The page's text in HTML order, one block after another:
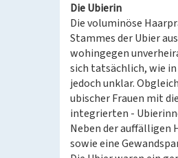
Die Ubierin
Die voluminöse
Stammes der Ubier
wohingegen
sich tatsächlich, wie
jedoch unklar.
ubischer Frauen mit
integrierten -
Neben der auffälligen
sowie eine